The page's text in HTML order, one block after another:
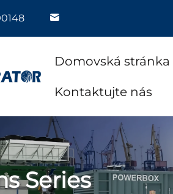
Domovská stránka
Kontaktujte nás
Series